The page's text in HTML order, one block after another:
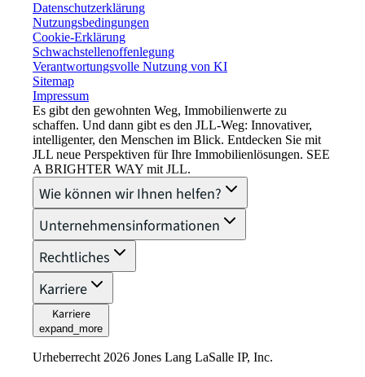
Datenschutzerklärung
Nutzungsbedingungen
Cookie-Erklärung
Schwachstellenoffenlegung
Verantwortungsvolle Nutzung von KI
Sitemap
Impressum​
Es gibt den gewohnten Weg, Immobilienwerte zu
schaffen. Und dann gibt es den JLL-Weg: Innovativer,
intelligenter, den Menschen im Blick. Entdecken Sie mit
JLL neue Perspektiven für Ihre Immobilienlösungen. SEE
A BRIGHTER WAY mit JLL.
Wie können wir Ihnen helfen?
Unternehmensinformationen
Rechtliches
Karriere
Karriere
expand_more
Urheberrecht 2026 Jones Lang LaSalle IP, Inc.